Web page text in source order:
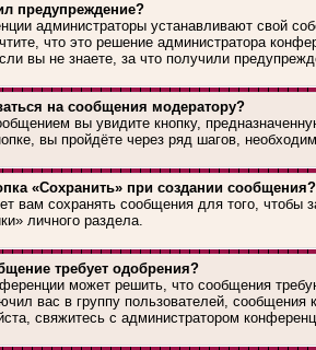
предупреждение?
администраторы устанавливают свой
что это решение администратора
вы не знаете, за что получили
на сообщения модератору?
вы увидите кнопку,
вы пройдёте через ряд шагов,
«Сохранить» при создании сообщения?
вам сохранять сообщения для того, чтобы
личного раздела.
требует одобрения?
может решить, что сообщения
вас в группу пользователей,
свяжитесь с администратором